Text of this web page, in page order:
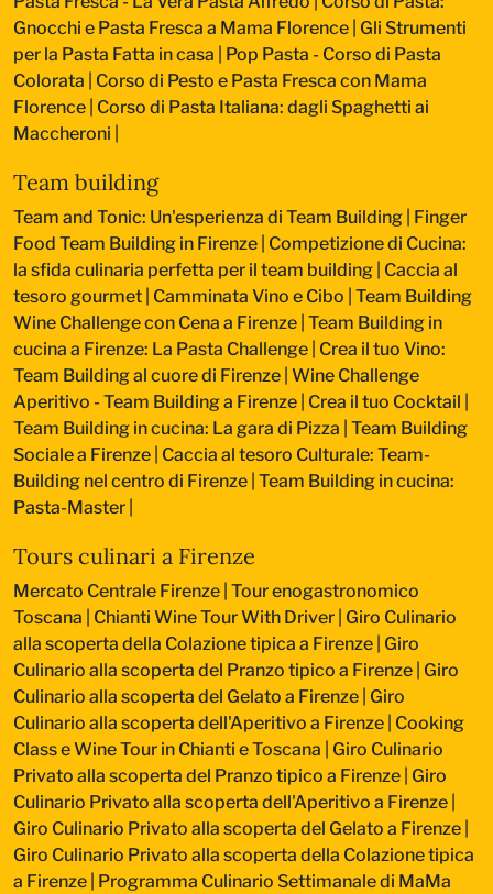
Gnocchi e Pasta Fresca a Mama Florence Gli Strumenti
per la Pasta Fatta in casa
Pop Pasta - Corso di Pasta
Colorata
Corso di Pesto e Pasta Fresca con Mama
Florence Corso di Pasta Italiana: dagli Spaghetti ai
Maccheroni
Team building
Team and Tonic: Un'esperienza di Team Building
Finger
Food Team Building in Firenze Competizione di Cucina:
la sfida culinaria perfetta per il team building Caccia al
tesoro gourmet Camminata Vino e Cibo Team Building
Wine Challenge con Cena a Firenze Team Building in
cucina a Firenze: La Pasta Challenge Crea il tuo Vino:
Team Building al cuore di Firenze Wine Challenge
Aperitivo - Team Building a Firenze Crea il tuo Cocktail
Team Building in cucina: La gara di Pizza Team Building
Sociale a Firenze Caccia al tesoro Culturale: Team-
Building nel centro di Firenze Team Building in cucina:
Pasta-Master
Tours culinari a Firenze
Mercato Centrale Firenze | Tour enogastronomico
Toscana
Chianti Wine Tour With Driver Giro Culinario
alla scoperta della Colazione tipica a Firenze Giro
Culinario alla scoperta del Pranzo tipico a Firenze Giro
Culinario alla scoperta del Gelato a Firenze Giro
Culinario alla scoperta dell'Aperitivo a Firenze Cooking
Class e Wine Tour in Chianti e Toscana
Giro Culinario
Privato alla scoperta del Pranzo tipico a Firenze Giro
Culinario Privato alla scoperta dell'Aperitivo a Firenze
Giro Culinario Privato alla scoperta del Gelato a Firenze
Giro Culinario Privato alla scoperta della Colazione tipica
a Firenze
Programma Culinario Settimanale di MaMa